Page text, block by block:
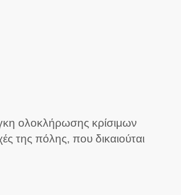
ολοκλήρωσης κρίσιμων
της πόλης, που δικαιούται